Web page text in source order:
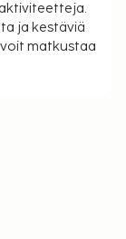
ja kestäviä
matkustaa